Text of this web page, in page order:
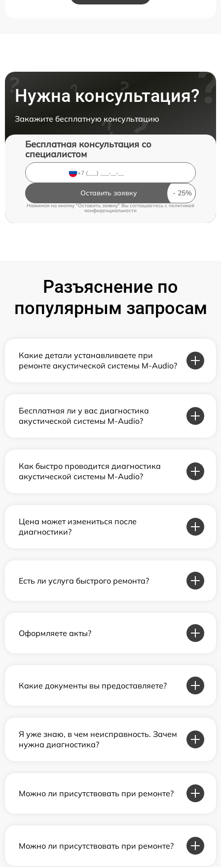
Нужна консультация?
Закажите бесплатную консультацию
Бесплатная консультация со
специалистом
Оставить заявку
Нажимая на кнопку "Оставить заявку" Вы соглашаетесь c политикой
конфиденциальности
Разъяснение по
популярным запросам
Какие детали устанавливаете при
ремонте акустической системы M-Audio?
Бесплатная ли у вас диагностика
акустической системы M-Audio?
Как быстро проводится диагностика
акустической системы M-Audio?
Цена может измениться после
диагностики?
Есть ли услуга быстрого ремонта?
Оформляете акты?
Какие документы вы предоставляете?
Я уже знаю, в чем неисправность. Зачем
нужна диагностика?
Можно ли присутствовать при ремонте?
Можно ли присутствовать при ремонте?